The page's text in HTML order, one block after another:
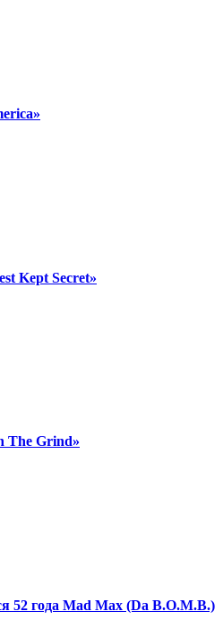
Kept Secret»
The Grind»
52 года Mad Max (Da B.O.M.B.)